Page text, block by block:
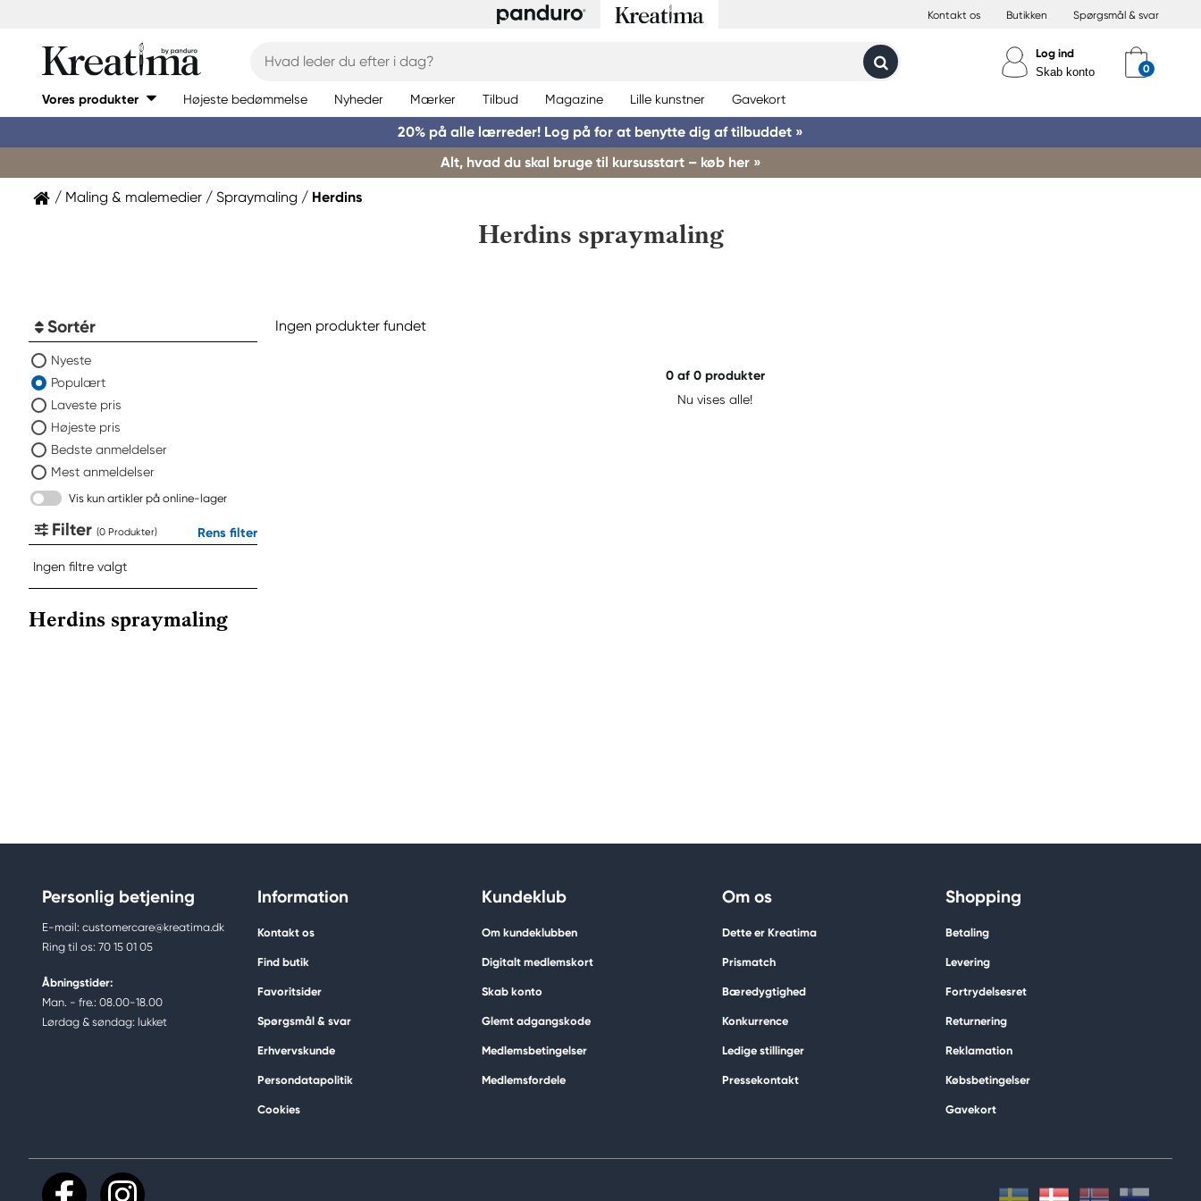
Kontakt os Butikken Spørgsmål & svar
Log ind
Skab konto
Vores produkter Højeste bedømmelse Nyheder Mærker Tilbud Magazine Lille kunstner Gavekort
20% på alle lærreder! Log på for at benytte dig af tilbuddet »
Alt, hvad du skal bruge til kursusstart – køb her »
Maling & malemedier Spraymaling Herdins
Herdins spraymaling
Sortér
Nyeste
Populært
Laveste pris
Højeste pris
Bedste anmeldelser
Mest anmeldelser
Vis kun artikler på online-lager
Filter ( Produkter) Rens filter
Ingen filtre valgt
Herdins spraymaling
Ingen produkter fundet
0af 0 produkter
Nu vises alle!
Personlig betjening
E-mail: customercare@kreatima.dk
Ring til os: 70 15 01 05
Åbningstider:
Man. - fre.: 08.00-18.00
Lørdag & søndag: lukket
Information
Kontakt os
Find butik
Favoritsider
Spørgsmål & svar
Erhvervskunde
Persondatapolitik
Cookies
Kundeklub
Om kundeklubben
Digitalt medlemskort
Skab konto
Glemt adgangskode
Medlemsbetingelser
Medlemsfordele
Om os
Dette er Kreatima
Prismatch
Bæredygtighed
Konkurrence
Ledige stillinger
Pressekontakt
Shopping
Betaling
Levering
Fortrydelsesret
Returnering
Reklamation
Købsbetingelser
Gavekort